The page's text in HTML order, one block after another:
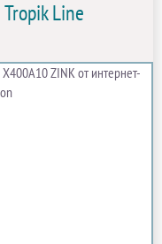
Tropik Line